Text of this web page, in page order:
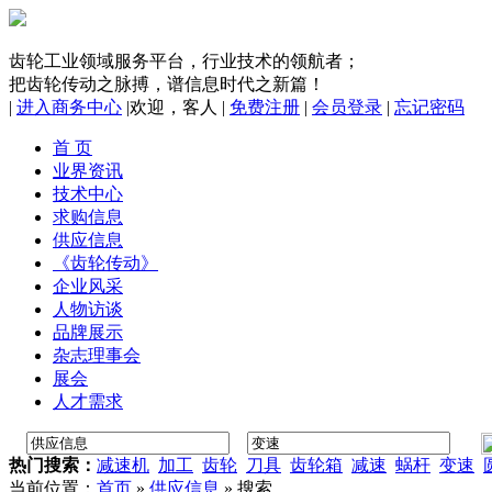
齿轮工业领域服务平台，行业技术的领航者；
把齿轮传动之脉搏，谱信息时代之新篇！
| 进入商务中心 |欢迎， 客人 | 免费注册 | 会员登录 | 忘记密码
首 页
业界资讯
技术中心
求购信息
供应信息
《齿轮传动》
企业风采
人物访谈
品牌展示
杂志理事会
展会
人才需求
热门搜索： 减速机 加工 齿轮 刀具 齿轮箱 减速 蜗杆 变速
当前位置： 首页 » 供应信息 » 搜索